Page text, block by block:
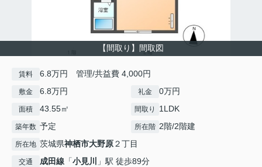
【間取り】間取図
賃料 6.8万円 管理/共益費 4,000円
敷金 6.8万円 礼金 0万円
面積 43.55㎡ 間取り 1LDK
築年数 予定 所在階 2階/2階建
所在地 茨城県神栖市大野原２丁目
交通 成田線 「小見川
」駅 徒歩89分